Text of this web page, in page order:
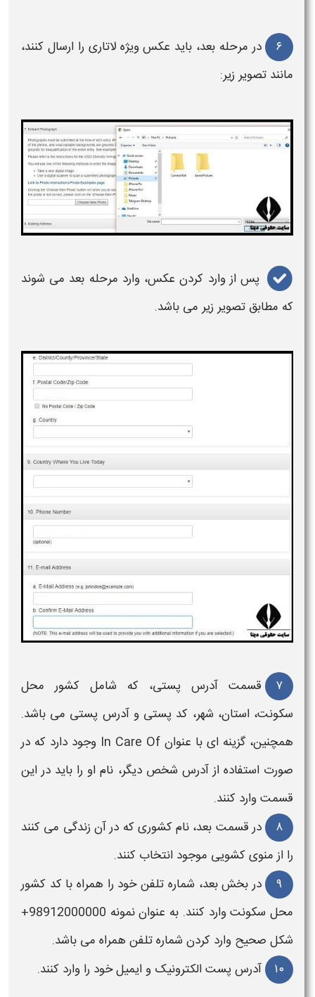
۶ در مرحله بعد، باید عکس ویژه لاتاری را ارسال کنند،
مانند تصویر زیر:
پس از وارد کردن عکس، وارد مرحله بعد می شوند
که مطابق تصویر زیر می باشد.
۷
قسمت آدرس پستی، که شامل کشور محل
سکونت، استان، شهر، کد پستی و آدرس پستی می باشد.
همچنین، گزینه ای با عنوان In Care Of وجود دارد که در
صورت استفاده از آدرس شخص دیگر، نام او را باید در این
قسمت وارد کنند.
۸
در قسمت بعد، نام کشوری که در آن زندگی می کنند
را از منوی کشویی موجود انتخاب کنند.
۹
در بخش بعد، شماره تلفن خود را همراه با کد کشور
محل سکونت وارد کنند. به عنوان نمونه 98912000000+
شکل صحیح وارد کردن شماره تلفن همراه می باشد.
۱۰
آدرس پست الکترونیک و ایمیل خود را وارد کنند.